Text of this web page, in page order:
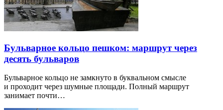
Бульварное кольцо пешком: маршрут через
десять бульваров
Бульварное кольцо не замкнуто в буквальном смысле
и проходит через шумные площади. Полный маршрут
занимает почти…